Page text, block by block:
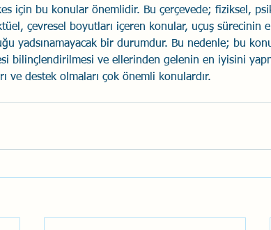
için bu konular önemlidir. Bu çerçevede; fiziksel,
çevresel boyutları içeren konular, uçuş sürecinin
yadsınamayacak bir durumdur. Bu nedenle; bu
bilinçlendirilmesi ve ellerinden gelenin en iyisini
ve destek olmaları çok önemli konulardır.